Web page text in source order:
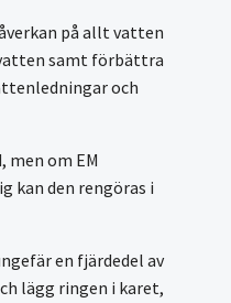
på allt vatten
samt förbättra
och
men om EM
kan den rengöras i
en fjärdedel av
lägg ringen i karet,